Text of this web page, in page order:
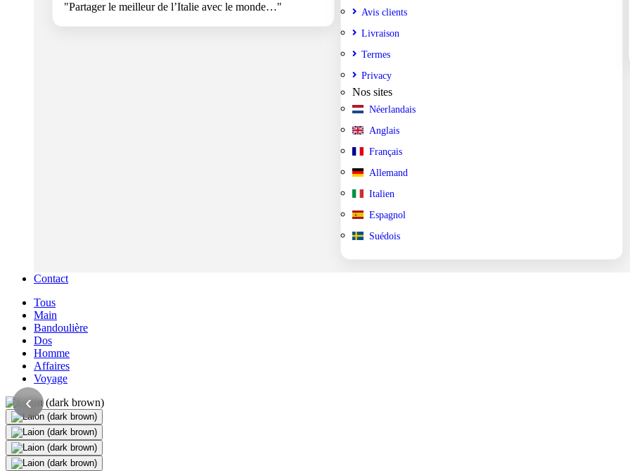
"Partager le meilleur de l’Italie avec le monde…"
Avis clients
Livraison
Termes
Privacy
Nos sites
Néerlandais
Anglais
Français
Allemand
Italien
Espagnol
Suédois
Contact
Tous
Main
Bandoulière
Dos
Homme
Affaires
Voyage
‹